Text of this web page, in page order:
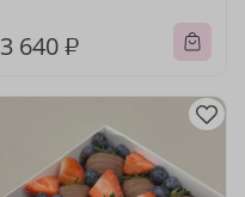
3 640 ₽